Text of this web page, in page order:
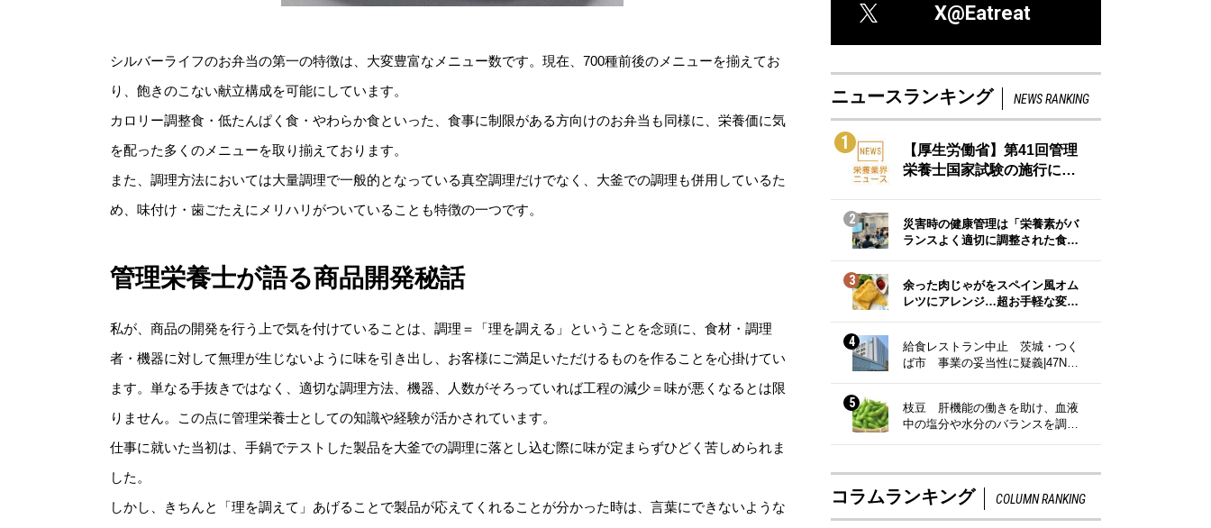
シルバーライフのお弁当の第一の特徴は、大変豊富なメニュー数です。現在、700種前後のメニューを揃えてお
り、飽きのこない献立構成を可能にしています。
カロリー調整食・低たんぱく食・やわらか食といった、食事に制限がある方向けのお弁当も同様に、栄養価に気
を配った多くのメニューを取り揃えております。
また、調理方法においては大量調理で一般的となっている真空調理だけでなく、大釜での調理も併用しているた
め、味付け・歯ごたえにメリハリがついていることも特徴の一つです。
管理栄養士が語る商品開発秘話
私が、商品の開発を行う上で気を付けていることは、調理＝「理を調える」ということを念頭に、食材・調理
者・機器に対して無理が生じないように味を引き出し、お客様にご満足いただけるものを作ることを心掛けてい
ます。単なる手抜きではなく、適切な調理方法、機器、人数がそろっていれば工程の減少＝味が悪くなるとは限
りません。この点に管理栄養士としての知識や経験が活かされています。
仕事に就いた当初は、手鍋でテストした製品を大釜での調理に落とし込む際に味が定まらずひどく苦しめられま
した。
しかし、きちんと「理を調えて」あげることで製品が応えてくれることが分かった時は、言葉にできないような
X@Eatreat
ニュースランキング NEWS RANKING
1
【厚生労働省】第41回管理
栄養士国家試験の施行に…
2
災害時の健康管理は「栄養素がバ
ランスよく適切に調整された食…
3
余った肉じゃがをスペイン風オム
レツにアレンジ…超お手軽な変…
4
給食レストラン中止 茨城・つく
ば市 事業の妥当性に疑義|47N…
5
枝豆 肝機能の働きを助け、血液
中の塩分や水分のバランスを調…
コラムランキング COLUMN RANKING